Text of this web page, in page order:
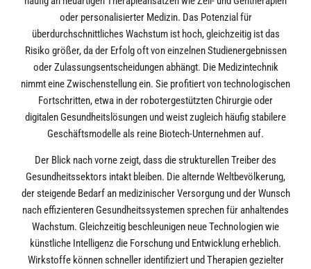
oder personalisierter Medizin. Das Potenzial für
überdurchschnittliches Wachstum ist hoch, gleichzeitig ist das
Risiko größer, da der Erfolg oft von einzelnen Studienergebnissen
oder Zulassungsentscheidungen abhängt. Die Medizintechnik
nimmt eine Zwischenstellung ein. Sie profitiert von technologischen
Fortschritten, etwa in der robotergestützten Chirurgie oder
digitalen Gesundheitslösungen und weist zugleich häufig stabilere
Geschäftsmodelle als reine Biotech-Unternehmen auf.
Der Blick nach vorne zeigt, dass die strukturellen Treiber des
Gesundheitssektors intakt bleiben. Die alternde Weltbevölkerung,
der steigende Bedarf an medizinischer Versorgung und der Wunsch
nach effizienteren Gesundheitssystemen sprechen für anhaltendes
Wachstum. Gleichzeitig beschleunigen neue Technologien wie
künstliche Intelligenz die Forschung und Entwicklung erheblich.
Wirkstoffe können schneller identifiziert und Therapien gezielter